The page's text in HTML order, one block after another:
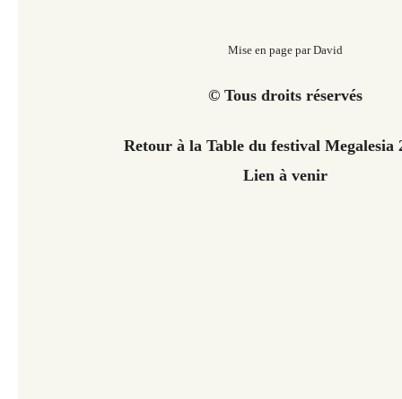
Mise en page par David
© Tous droits réservés
Retour à la Table du festival Megalesia
Lien à venir